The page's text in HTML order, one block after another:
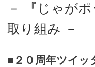
－ 『じゃが
取り組み －
■２０周年ツイッ